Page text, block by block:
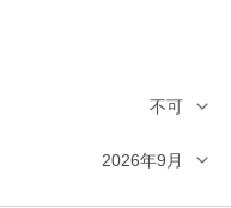
不可
2026年9月